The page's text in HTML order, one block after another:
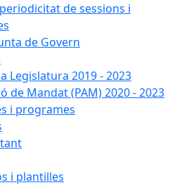
de sessions i
de Govern
Legislatura 2019 - 2023
de Mandat (PAM) 2020 - 2023
i programes
i plantilles